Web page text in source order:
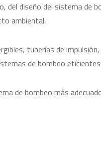
diseño del sistema de
ambiental.
tuberías de
de bombeo
de bombeo más